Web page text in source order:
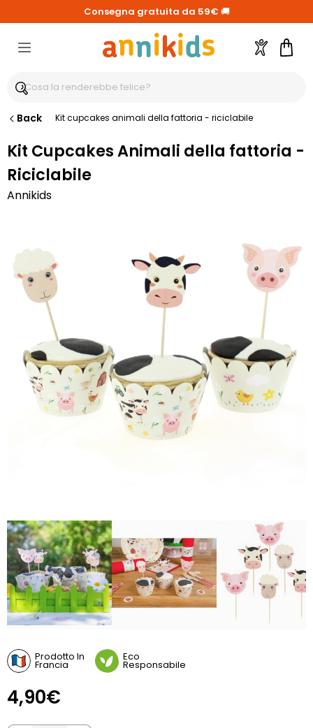
Consegna gratuita da 59€ 🚚
Account
Back Kit cupcakes animali della fattoria - riciclabile
Kit Cupcakes Animali della fattoria -
Riciclabile
Annikids
Prodotto In
Francia
Eco
Responsabile
4,90€